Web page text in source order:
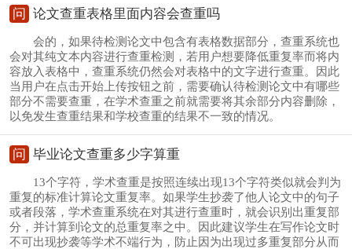
问 论文查重表格里面内容会查重吗
会的，如果待检测论文中包含有表格数据部分，查重系统也
会对其纯文本内容进行查重检测，若用户想要降低重复率而将内
容放入表格中，查重系统仍然会对表格中的文字进行查重。因此
当用户在点击开始上传按钮之前，需要确认待检测论文中有哪些
部分不需要查重，在学术查重之前就需要将其余部分内容删除，
以免发生查重结果和学校查重的结果不一致的情况。
问 毕业论文查重多少字算重
13个字符，学术查重是按照连续出现13个字符类似就会判为
重复的标准计算论文重复率。如果学生抄袭了他人论文中的句子
或者段落，学术查重系统在对其进行查重时，就会识别出重复部
分，并计算到论文的总重复率之中。因此建议学生在写作论文时
不可出现抄袭等学术不端行为，防止因为出现过多重复部分从而